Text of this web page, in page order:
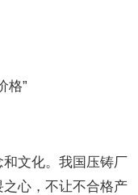
格”
文化。我国压铸厂
心，不让不合格产